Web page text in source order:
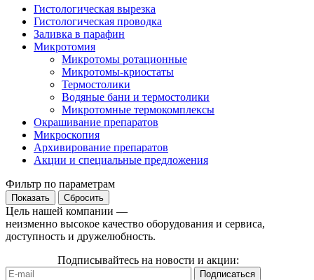
Гистологическая вырезка
Гистологическая проводка
Заливка в парафин
Микротомия
Микротомы ротационные
Микротомы-криостаты
Термостолики
Водяные бани и термостолики
Микротомные термокомплексы
Окрашивание препаратов
Микроскопия
Архивирование препаратов
Акции и специальные предложения
Фильтр по параметрам
Сбросить
Цель нашей компании —
неизменно высокое качество оборудования и сервиса,
доступность и дружелюбность.
Подписывайтесь на новости и акции: